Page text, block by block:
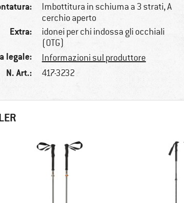
Imbottitura in schiuma a 3 strati, A
cerchio aperto
Extra:
idonei per chi indossa gli occhiali
(OTG)
legale: Informazioni sul produttore
N. Art.: 417-3232